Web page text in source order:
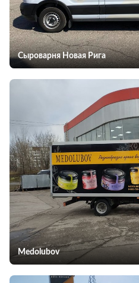
Сыроварня Новая Рига
Medolubov